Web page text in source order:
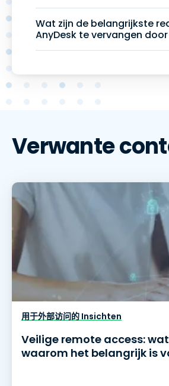
Wat zijn de belangrijkste
AnyDesk te vervangen
Verwante
用于外部访问的 Insichten
Veilige remote access:
waarom het belangrijk is